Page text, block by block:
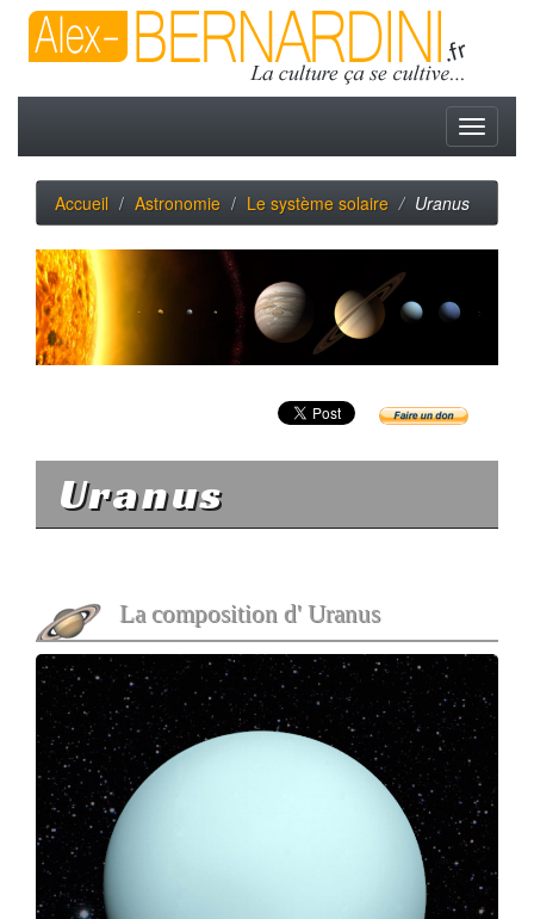
Toggle
Accueil Astronomie Le système solaire Uranus
Uranus
La composition d' Uranus